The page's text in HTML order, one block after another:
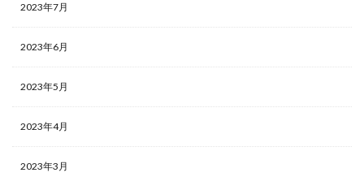
2023年7月
2023年6月
2023年5月
2023年4月
2023年3月